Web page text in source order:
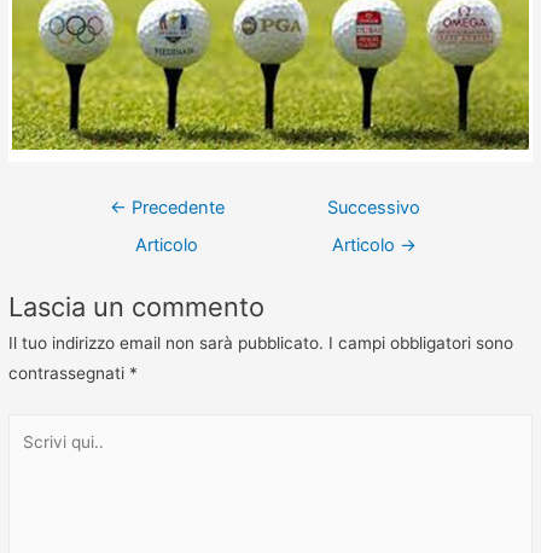
← Precedente
Articolo
Successivo
Articolo →
Lascia un commento
Il tuo indirizzo email non sarà pubblicato. I campi obbligatori sono
contrassegnati *